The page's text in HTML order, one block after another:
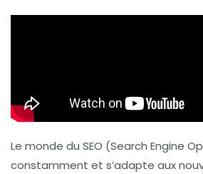
Le monde du SEO (Search Engine
constamment et s’adapte aux